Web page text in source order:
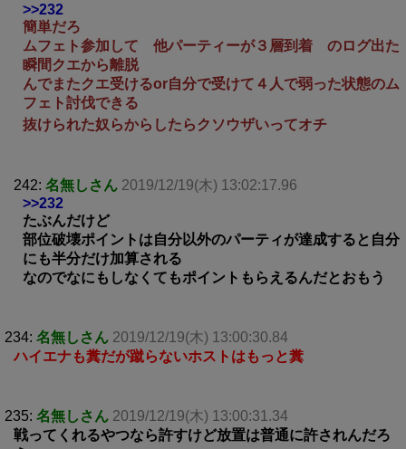
>>232
簡単だろ
ムフェト参加して 他パーティーが３層到着 のログ出た
瞬間クエから離脱
んでまたクエ受けるor自分で受けて４人で弱った状態のム
フェト討伐できる
抜けられた奴らからしたらクソウザいってオチ
242: 名無しさん 2019/12/19(木) 13:02:17.96
>>232
たぶんだけど
部位破壊ポイントは自分以外のパーティが達成すると自分
にも半分だけ加算される
なのでなにもしなくてもポイントもらえるんだとおもう
234: 名無しさん 2019/12/19(木) 13:00:30.84
ハイエナも糞だが蹴らないホストはもっと糞
235: 名無しさん 2019/12/19(木) 13:00:31.34
戦ってくれるやつなら許すけど放置は普通に許されんだろ